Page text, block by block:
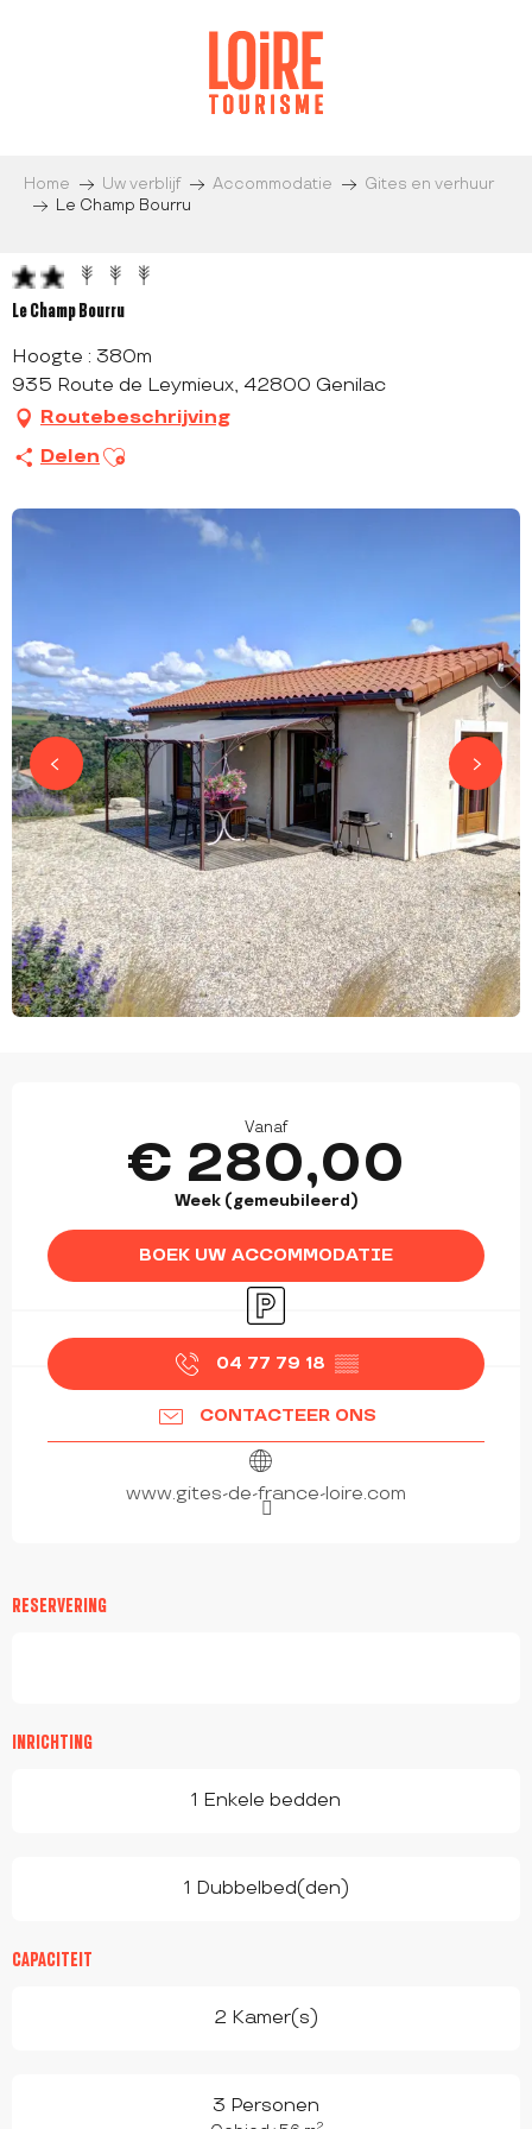
Home Uw verblijf Accommodatie
Gites en verhuur
Le Champ Bourru
Le Champ Bourru
Hoogte : 380m
935 Route de Leymieux, 42800 Genilac
Routebeschrijving
Delen Ajouter aux favoris
Vanaf
€ 280,00
Week (gemeubileerd)
BOEK UW ACCOMMODATIE
Parkeerplaats
04 77 79 18 ▒▒
CONTACTEER ONS
www.gites-de-france-loire.com
RESERVERING
INRICHTING
1 Enkele bedden
1 Dubbelbed(den)
CAPACITEIT
2 Kamer(s)
3 Personen